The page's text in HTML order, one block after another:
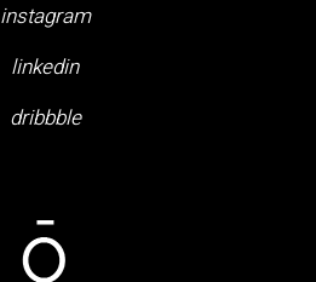
instagram
linkedin
dribbble